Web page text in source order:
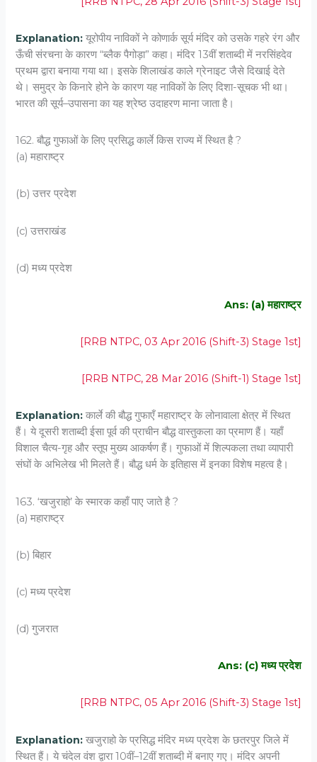
Explanation: यूरोपीय नाविकों ने कोणार्क सूर्य मंदिर को उसके गहरे रंग और
ऊँची संरचना के कारण “ब्लैक पैगोड़ा” कहा। मंदिर 13वीं शताब्दी में नरसिंहदेव
प्रथम द्वारा बनाया गया था। इसके शिलाखंड काले ग्रेनाइट जैसे दिखाई देते
थे। समुद्र के किनारे होने के कारण यह नाविकों के लिए दिशा-सूचक भी था।
भारत की सूर्य–उपासना का यह श्रेष्ठ उदाहरण माना जाता है।
162. बौद्ध गुफाओं के लिए प्रसिद्ध कार्ले किस राज्य में स्थित है ?
(a) महाराष्ट्र
(b) उत्तर प्रदेश
(c) उत्तराखंड
(d) मध्य प्रदेश
Ans: (a) महाराष्ट्र
[RRB NTPC, 03 Apr 2016 (Shift-3) Stage 1st]
[RRB NTPC, 28 Mar 2016 (Shift-1) Stage 1st]
Explanation: कार्ले की बौद्ध गुफाएँ महाराष्ट्र के लोनावाला क्षेत्र में स्थित
हैं। ये दूसरी शताब्दी ईसा पूर्व की प्राचीन बौद्ध वास्तुकला का प्रमाण हैं। यहाँ
विशाल चैत्य-गृह और स्तूप मुख्य आकर्षण हैं। गुफाओं में शिल्पकला तथा व्यापारी
संघों के अभिलेख भी मिलते हैं। बौद्ध धर्म के इतिहास में इनका विशेष महत्व है।
163. ‘खजुराहो’ के स्मारक कहाँ पाए जाते है ?
(a) महाराष्ट्र
(b) बिहार
(c) मध्य प्रदेश
(d) गुजरात
Ans: (c) मध्य प्रदेश
[RRB NTPC, 05 Apr 2016 (Shift-3) Stage 1st]
Explanation: खजुराहो के प्रसिद्ध मंदिर मध्य प्रदेश के छतरपुर जिले में
स्थित हैं। ये चंदेल वंश द्वारा 10वीं–12वीं शताब्दी में बनाए गए। मंदिर अपनी